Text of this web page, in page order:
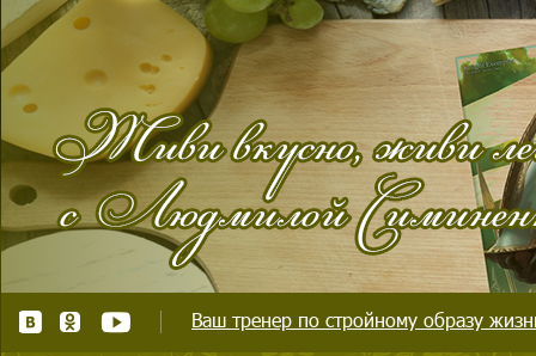
Ваш тренер по стройному образу